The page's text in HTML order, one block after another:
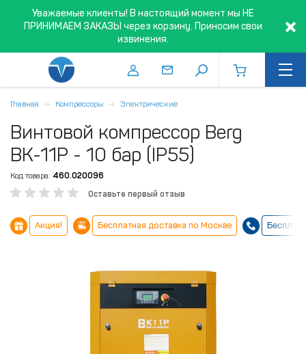
Уважаемые клиенты! В настоящий момент мы НЕ
ПРИНИМАЕМ ЗАКАЗЫ через корзину. Приносим свои
извинения.
Главная Компрессоры Электрические
Винтовой компрессор Berg
ВК-11Р - 10 бар (IP55)
Код товара: 460.020096
Оставьте первый отзыв
Акция! Бесплатная доставка по Москве